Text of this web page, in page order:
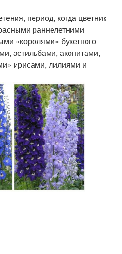
период, когда цветник
раннелетними
«королями» букетного
астильбами, аконитами,
ирисами, лилиями и